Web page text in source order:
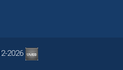
2026